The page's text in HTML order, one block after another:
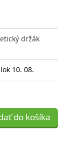
držák
10. 08.
do košíka